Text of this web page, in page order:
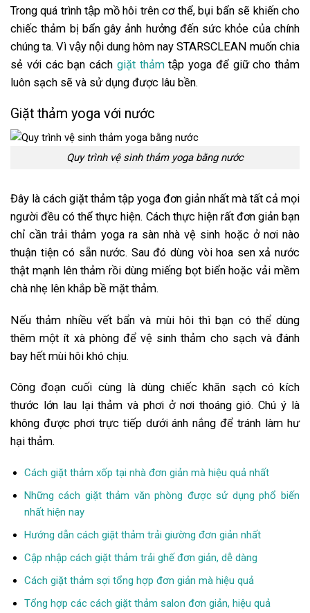
Trong quá trình tập mồ hôi trên cơ thể, bụi bẩn sẽ khiến cho
chiếc thảm bị bẩn gây ảnh hưởng đến sức khỏe của chính
chúng ta. Vì vậy nội dung hôm nay STARSCLEAN muốn chia
sẻ với các bạn cách giặt thảmtập yoga để giữ cho thảm
luôn sạch sẽ và sử dụng được lâu bền.
Giặt thảm yoga với nước
Quy trình vệ sinh thảm yoga bằng nước
Đây là cách giặt thảm tập yoga đơn giản nhất mà tất cả mọi
người đều có thể thực hiện. Cách thực hiện rất đơn giản bạn
chỉ cần trải thảm yoga ra sàn nhà vệ sinh hoặc ở nơi nào
thuận tiện có sẵn nước. Sau đó dùng vòi hoa sen xả nước
thật mạnh lên thảm rồi dùng miếng bọt biển hoặc vải mềm
chà nhẹ lên khắp bề mặt thảm.
Nếu thảm nhiều vết bẩn và mùi hôi thì bạn có thể dùng
thêm một ít xà phòng để vệ sinh thảm cho sạch và đánh
bay hết mùi hôi khó chịu.
Công đoạn cuối cùng là dùng chiếc khăn sạch có kích
thước lớn lau lại thảm và phơi ở nơi thoáng gió. Chú ý là
không được phơi trực tiếp dưới ánh nắng để tránh làm hư
hại thảm.
Cách giặt thảm xốp tại nhà đơn giản mà hiệu quả nhất
Những cách giặt thảm văn phòng được sử dụng phổ biến
nhất hiện nay
Hướng dẫn cách giặt thảm trải giường đơn giản nhất
Cập nhập cách giặt thảm trải ghế đơn giản, dễ dàng
Cách giặt thảm sợi tổng hợp đơn giản mà hiệu quả
Tổng hợp các cách giặt thảm salon đơn giản, hiệu quả